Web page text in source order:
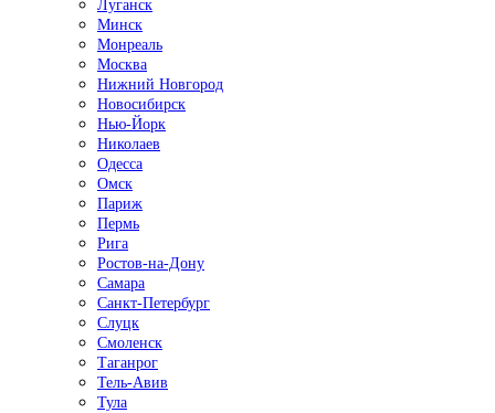
Луганск
Минск
Монреаль
Москва
Нижний Новгород
Новосибирск
Нью-Йорк
Николаев
Одесса
Омск
Париж
Пермь
Рига
Ростов-на-Дону
Самара
Санкт-Петербург
Слуцк
Смоленск
Таганрог
Тель-Авив
Тула